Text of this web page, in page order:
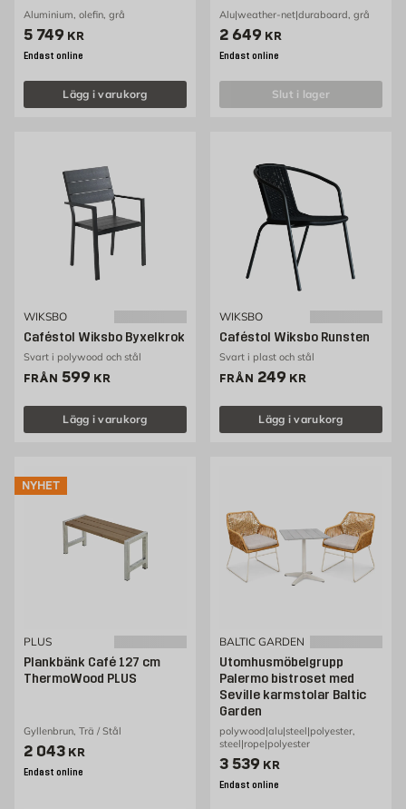
Aluminium, olefin, grå
Pris 5749 kr
5 749 KR
Endast online
Lägg i varukorg
Alu|weather-net|duraboard, grå
Pris 2649 kr
2 649 KR
Endast online
slut i lager
WIKSBO
Caféstol Wiksbo Byxelkrok
Svart i polywood och stål
FRÅN Pris 599 kr
599 KR
Lägg i varukorg
WIKSBO
Caféstol Wiksbo Runsten
Svart i plast och stål
FRÅN Pris 249 kr
249 KR
Lägg i varukorg
NYHET
PLUS
Plankbänk Café 127 cm
ThermoWood PLUS
Gyllenbrun, Trä / Stål
Pris 2043 kr
2 043 KR
Endast online
BALTIC GARDEN
Utomhusmöbelgrupp
Palermo bistroset med
Seville karmstolar Baltic
Garden
polywood|alu|steel|polyester,
steel|rope|polyester
Pris 3539 kr
3 539 KR
Endast online